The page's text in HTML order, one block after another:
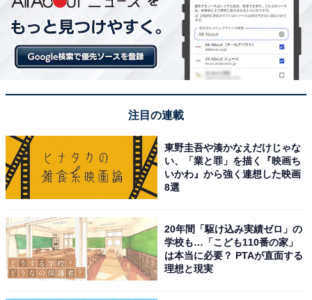
注目の連載
東野圭吾や湊かなえだけじゃな
い、「業と罪」を描く『映画ち
いかわ』から強く連想した映画
8選
20年間「駆け込み実績ゼロ」の
学校も…「こども110番の家」
は本当に必要？ PTAが直面する
理想と現実